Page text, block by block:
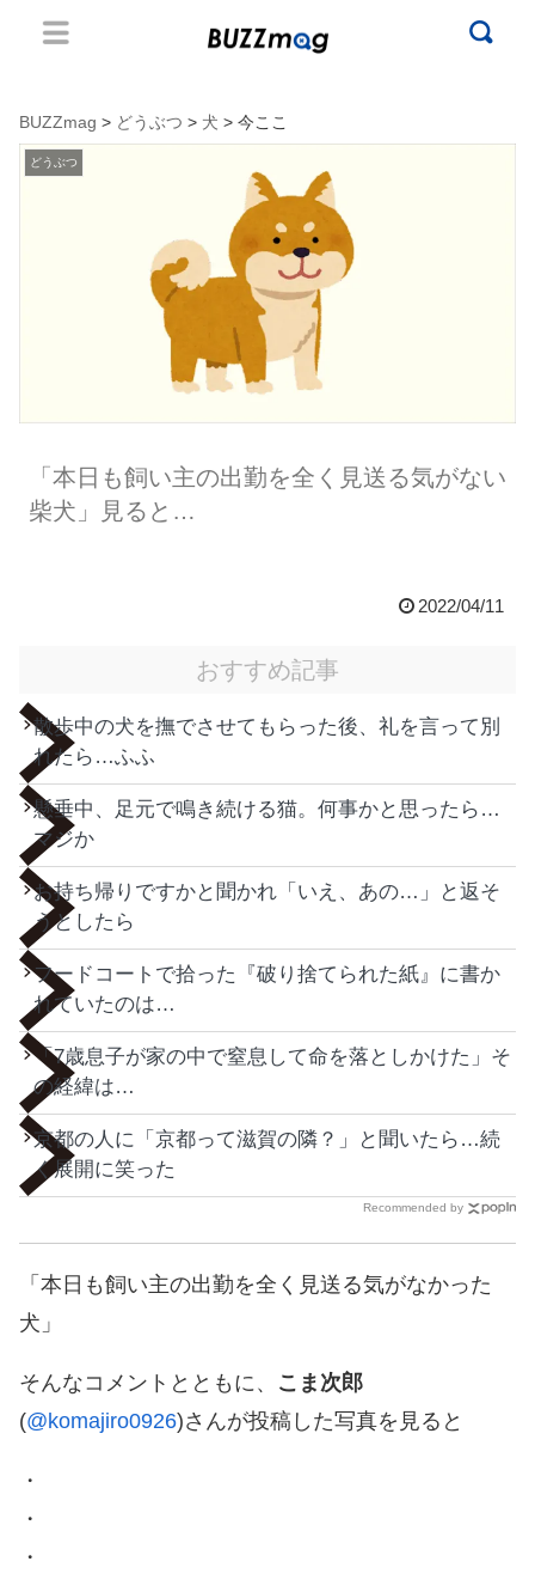
BUZZmag > どうぶつ > 犬 > 今ここ
どうぶつ
「本日も飼い主の出勤を全く見送る気がない
柴犬」見ると…
2022/04/11
おすすめ記事
散歩中の犬を撫でさせてもらった後、礼を言って別
れたら…ふふ
懸垂中、足元で鳴き続ける猫。何事かと思ったら…
マジか
お持ち帰りですかと聞かれ「いえ、あの…」と返そ
うとしたら
フードコートで拾った『破り捨てられた紙』に書か
れていたのは…
「7歳息子が家の中で窒息して命を落としかけた」そ
の経緯は…
京都の人に「京都って滋賀の隣？」と聞いたら…続
く展開に笑った
Recommended by
「本日も飼い主の出勤を全く見送る気がなかった
犬」
そんなコメントとともに、 こま次郎
(@komajiro0926)さんが投稿した写真を見ると
・
・
・